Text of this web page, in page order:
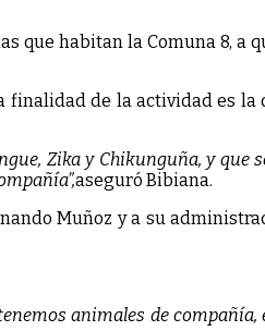
que habitan la Comuna 8, a
de la actividad es la
Zika y Chikunguña, y que
aseguró Bibiana.
Muñoz y a su
animales de